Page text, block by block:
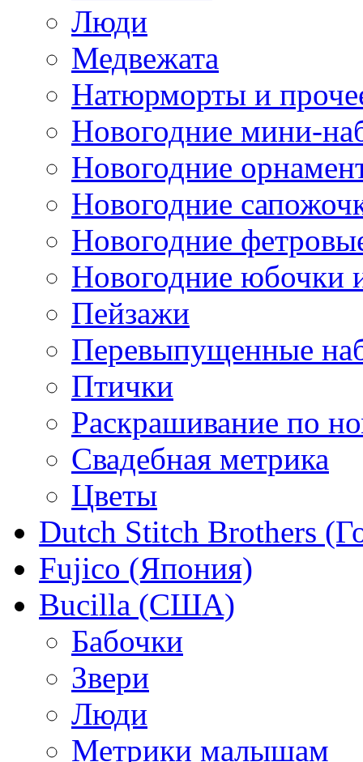
Люди
Медвежата
Натюрморты и
Новогодние мини-
Новогодние
Новогодние
Новогодние
Новогодние юбочки
Пейзажи
Перевыпущенные
Птички
Раскрашивание по
Свадебная метрика
Цветы
Dutch Stitch Brothers
Fujico (Япония)
Bucilla (США)
Бабочки
Звери
Люди
Метрики малышам